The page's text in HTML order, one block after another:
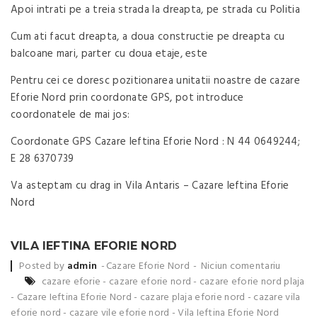
Apoi intrati pe a treia strada la dreapta, pe strada cu Politia
Cum ati facut dreapta, a doua constructie pe dreapta cu
balcoane mari, parter cu doua etaje, este
Pentru cei ce doresc pozitionarea unitatii noastre de cazare
Eforie Nord prin coordonate GPS, pot introduce
coordonatele de mai jos:
Coordonate GPS Cazare Ieftina Eforie Nord : N 44 0649244;
E 28 6370739
Va asteptam cu drag in Vila Antaris – Cazare Ieftina Eforie
Nord
VILA IEFTINA EFORIE NORD
Posted by admin Cazare Eforie Nord
Niciun comentariu
cazare eforie - cazare eforie nord - cazare eforie nord plaja
- Cazare Ieftina Eforie Nord - cazare plaja eforie nord - cazare vila
eforie nord - cazare vile eforie nord -Vila Ieftina Eforie Nord